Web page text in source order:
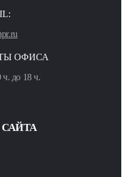
ОФИСА
до 18 ч.